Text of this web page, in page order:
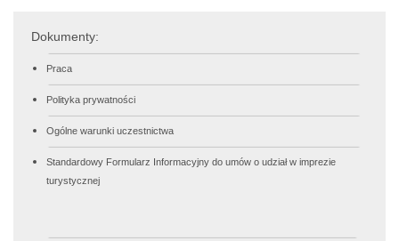
Dokumenty:
Praca
Polityka prywatności
Ogólne warunki uczestnictwa
Standardowy Formularz Informacyjny do umów o udział w imprezie
turystycznej